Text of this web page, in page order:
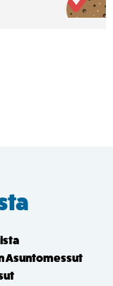
Asuntomessut